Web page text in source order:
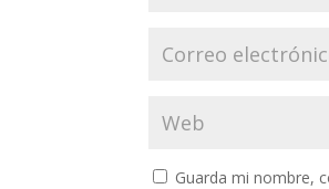
Guarda mi nombre,